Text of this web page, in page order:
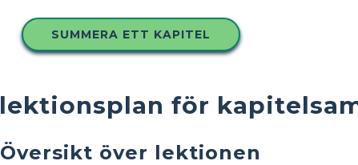
SUMMERA ETT KAPITEL
för
Översikt över lektionen